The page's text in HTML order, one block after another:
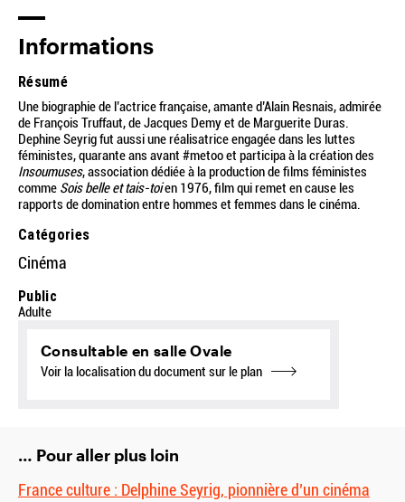
Informations
Résumé
Une biographie de l’actrice française, amante d’Alain Resnais, admirée
de François Truffaut, de Jacques Demy et de Marguerite Duras.
Dephine Seyrig fut aussi une réalisatrice engagée dans les luttes
féministes, quarante ans avant #metoo et participa à la création des
Insoumuses, association dédiée à la production de films féministes
comme Sois belle et tais-toien 1976, film qui remet en cause les
rapports de domination entre hommes et femmes dans le cinéma.
Catégories
Cinéma
Public
Adulte
Consultable en salle Ovale
Voir la localisation du document sur le plan
… Pour aller plus loin
France culture : Delphine Seyrig, pionnière d’un cinéma